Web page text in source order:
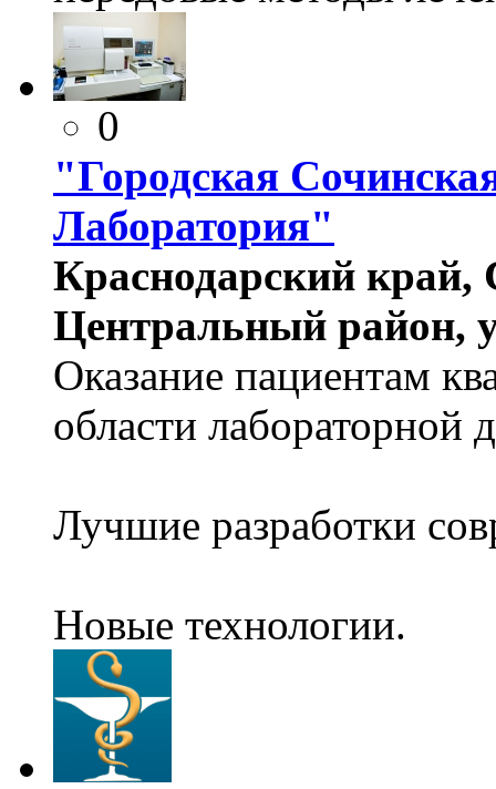
0
"Городская
Лаборатория"
Краснодарский
Центральный район,
Оказание пациентам
области лабораторной
Лучшие разработки
Новые технологии.